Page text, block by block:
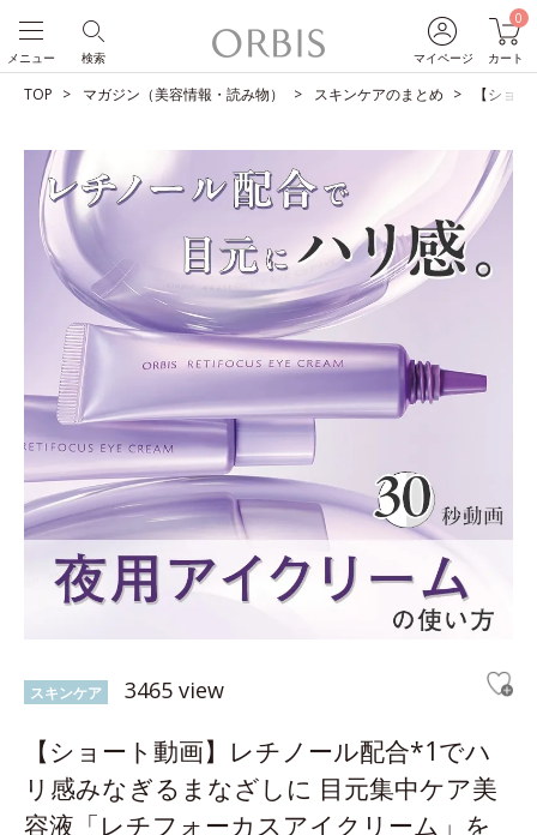
マイページ
0
カート
検索
メニュー
TOP マガジン（美容情報・読み物） スキンケアのまとめ 【ショ
スキンケア 3465 view
【ショート動画】レチノール配合*1でハ
リ感みなぎるまなざしに 目元集中ケア美
容液「レチフォーカスアイクリーム」を